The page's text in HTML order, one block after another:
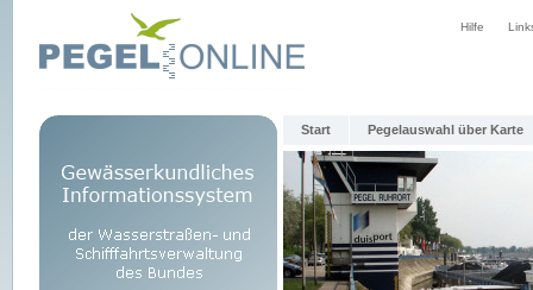
Hilfe
Start Pegelauswahl über Karte